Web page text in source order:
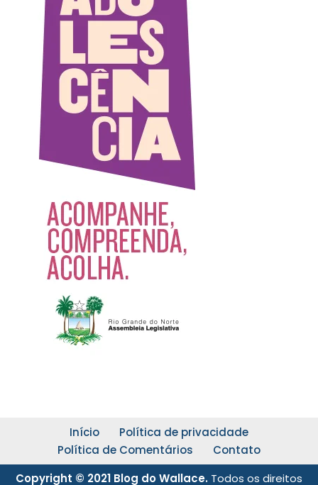
Início
Política de privacidade
Política de Comentários
Contato
Copyright © 2021 Blog do Wallace. Todos os direitos